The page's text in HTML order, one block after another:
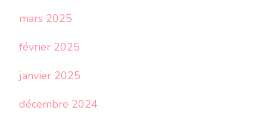
mars 2025
février 2025
janvier 2025
décembre 2024